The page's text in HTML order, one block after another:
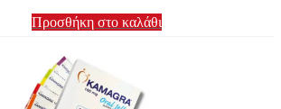
Προσθήκη στο καλάθι